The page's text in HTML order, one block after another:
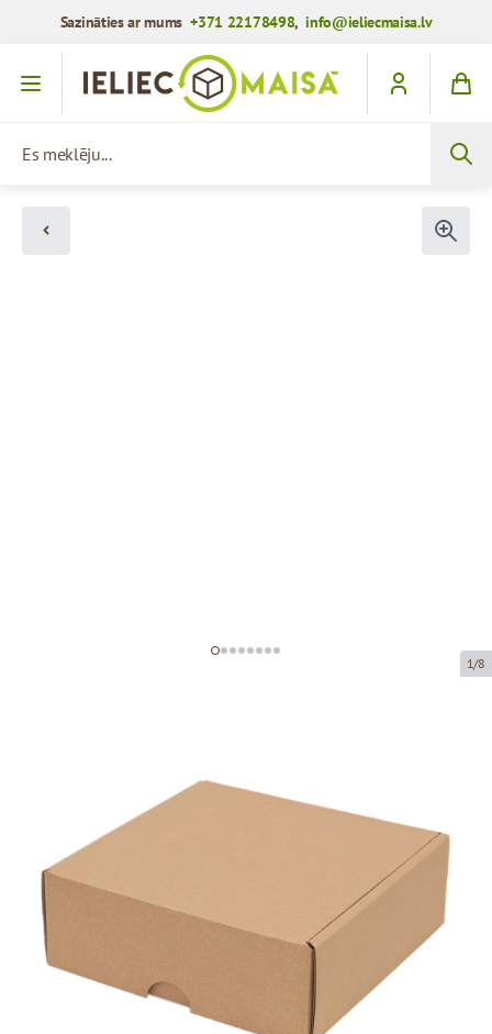
Sazināties ar mums+371 22178498,info@ieliecmaisa.lv
Iet uz saturu
1/8
K40
Izmērs:135 x 135 x 50 mm
Materiāls:brūna mikrogofra
Biezums:
Prece ir pieejama saņemšanai pakomātā.